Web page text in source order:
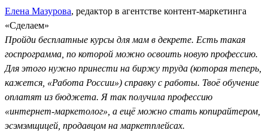
Елена Мазурова, редактор в агентстве контент-маркетинга
«Сделаем»
Пройди бесплатные курсы для мам в декрете. Есть такая
госпрограмма, по которой можно освоить новую профессию.
Для этого нужно принести на биржу труда (которая теперь,
кажется, «Работа России») справку с работы. Твоё обучение
оплатят из бюджета. Я так получила профессию
«интернет-маркетолог», а ещё можно стать копирайтером,
эсэмэмщицей, продавцом на маркетплейсах.